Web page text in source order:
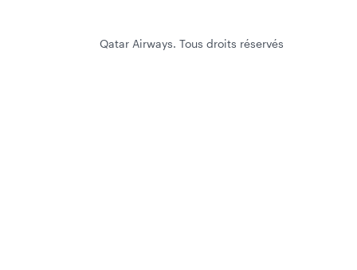
Qatar Airways. Tous droits réservés